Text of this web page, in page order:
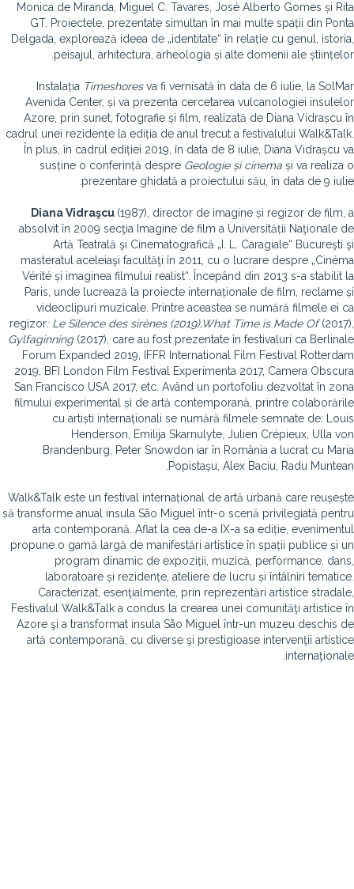
Monica de Miranda, Miguel C. Tavares, José Alberto Gomes și Rita
GT. Proiectele, prezentate simultan în mai multe spații din Ponta
Delgada, explorează ideea de „identitate“ în relație cu genul, istoria,
peisajul, arhitectura, arheologia și alte domenii ale științelor.
Instalația Timeshoresva fi vernisată în data de 6 iulie, la SolMar
Avenida Center, și va prezenta cercetarea vulcanologiei insulelor
Azore, prin sunet, fotografie și film, realizată de Diana Vidrașcu în
cadrul unei rezidențe la ediția de anul trecut a festivalului Walk&Talk.
În plus, în cadrul ediției 2019, în data de 8 iulie, Diana Vidrașcu va
susține o conferință despre Geologie și cinema și va realiza o
prezentare ghidată a proiectului său, în data de 9 iulie.
Diana Vidraşcu (1987), director de imagine și regizor de film, a
absolvit în 2009 secţia Imagine de film a Universității Naţionale de
Artă Teatrală şi Cinematografică „I. L. Caragiale“ Bucureşti şi
masteratul aceleiaşi facultăţi în 2011, cu o lucrare despre „Cinéma
Vérité și imaginea filmului realist“. Începând din 2013 s-a stabilit la
Paris, unde lucrează la proiecte internaționale de film, reclame și
videoclipuri muzicale. Printre aceastea se numără filmele ei ca
regizor: Le Silence des sirènes (2019),What Time is Made Of(2017),
Gylfaginning(2017), care au fost prezentate în festivaluri ca Berlinale
Forum Expanded 2019, IFFR International Film Festival Rotterdam
2019, BFI London Film Festival Experimenta 2017, Camera Obscura
San Francisco USA 2017, etc. Având un portofoliu dezvoltat în zona
filmului experimental și de artă contemporană, printre colaborările
cu artiști internaționali se numără filmele semnate de: Louis
Henderson, Emilija Skarnulyte, Julien Crépieux, Ulla von
Brandenburg, Peter Snowdon iar în România a lucrat cu Maria
Popistașu, Alex Baciu, Radu Muntean.
Walk&Talk este un festival internațional de artă urbană care reușește
să transforme anual insula São Miguel într-o scenă privilegiată pentru
arta contemporană. Aflat la cea de-a IX-a sa ediție, evenimentul
propune o gamă largă de manifestări artistice în spații publice și un
program dinamic de expoziții, muzică, performance, dans,
laboratoare și rezidențe, ateliere de lucru și întâlniri tematice.
Caracterizat, esenţialmente, prin reprezentări artistice stradale,
Festivalul Walk&Talk a condus la crearea unei comunităţi artistice în
Azore şi a transformat insula São Miguel într-un muzeu deschis de
artă contemporană, cu diverse şi prestigioase intervenţii artistice
internaţionale.